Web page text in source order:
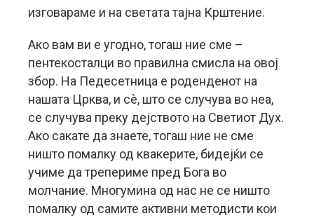
изговараме и на светата тајна Крштение.
Ако вам ви е угодно, тогаш ние сме –
пентекосталци во правилна смисла на овој
збор. На Педесетница е роденденот на
нашата Црква, и сè, што се случува во неа,
се случува преку дејството на Светиот Дух.
Ако сакате да знаете, тогаш ние не сме
ништо помалку од квакерите, бидејќи се
учиме да трепериме пред Бога во
молчание. Многумина од нас не се ништо
помалку од самите активни методисти кои